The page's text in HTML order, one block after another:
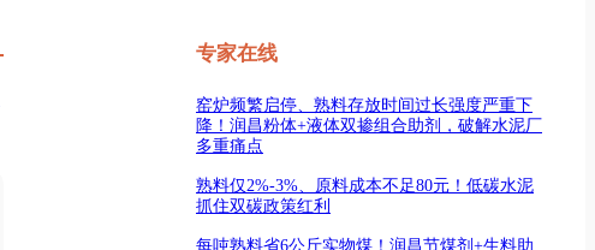
专家在线
窑炉频繁启停、熟料存放时间过长强度严重下
降！润昌粉体+液体双掺组合助剂，破解水泥厂
多重痛点
熟料仅2%-3%、原料成本不足80元！低碳水泥
抓住双碳政策红利
每吨熟料省6公斤实物煤！润昌节煤剂+生料助